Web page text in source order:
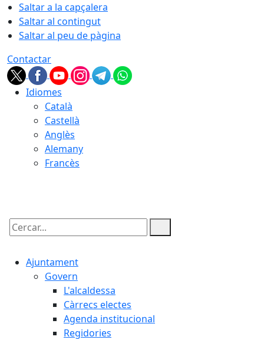
Saltar a la capçalera
Saltar al contingut
Saltar al peu de pàgina
Contactar
Idiomes
Català
Castellà
Anglès
Alemany
Francès
Cercar:
Ajuntament
Govern
L'alcaldessa
Càrrecs electes
Agenda institucional
Regidories